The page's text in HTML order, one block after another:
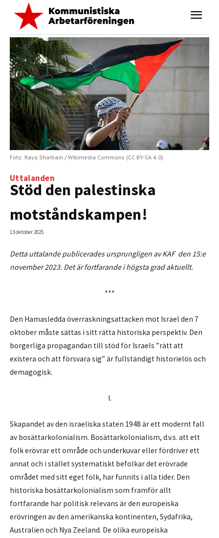
Foto: Raya Sharbain / Wikimedia Commons (CC BY-SA 4.0)
Uttalanden
Stöd den palestinska
motståndskampen!
13 oktober 2025
Detta uttalande publicerades ursprungligen av KAF den 15:e
november 2023. Det är fortfarande i högsta grad aktuellt.
***
Den Hamasledda överraskningsattacken mot Israel den 7
oktober måste sättas i sitt rätta historiska perspektiv. Den
borgerliga propagandan till stöd för Israels ”rätt att
existera och att försvara sig” är fullständigt historielös och
demagogisk.
I.
Skapandet av den israeliska staten 1948 är ett modernt fall
av bosättarkolonialism. Bosättarkolonialism, d.v.s. att ett
folk erövrar ett område och underkuvar eller fördriver ett
annat och i stället systematiskt befolkar det erövrade
området med sitt eget folk, har funnits i alla tider. Den
historiska bosättarkolonialism som framför allt
fortfarande har politisk relevans är den europeiska
erövringen av den amerikanska kontinenten, Sydafrika,
Australien och Nya Zeeland. De olika europeiska